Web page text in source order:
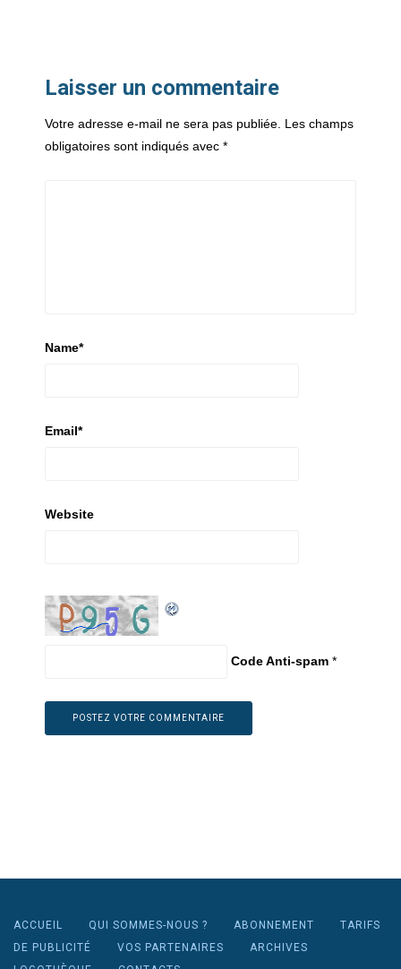
Laisser un commentaire
Votre adresse e-mail ne sera pas publiée. Les champs
obligatoires sont indiqués avec *
Name*
Email*
Website
Code Anti-spam *
ACCUEIL QUI SOMMES-NOUS ? ABONNEMENT
TARIFS
DE PUBLICITÉ
VOS PARTENAIRES
ARCHIVES